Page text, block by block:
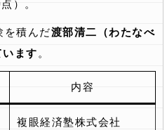
）。
を積んだ渡部清二（わたなべ
ます 。
内容
複眼経済塾株式会社